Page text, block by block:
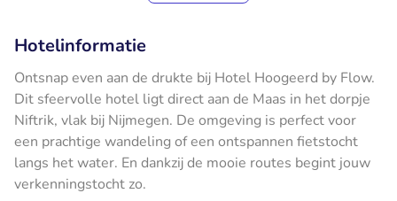
Hotelinformatie
Ontsnap even aan de drukte bij Hotel Hoogeerd by Flow.
Dit sfeervolle hotel ligt direct aan de Maas in het dorpje
Niftrik, vlak bij Nijmegen. De omgeving is perfect voor
een prachtige wandeling of een ontspannen fietstocht
langs het water. En dankzij de mooie routes begint jouw
verkenningstocht zo.